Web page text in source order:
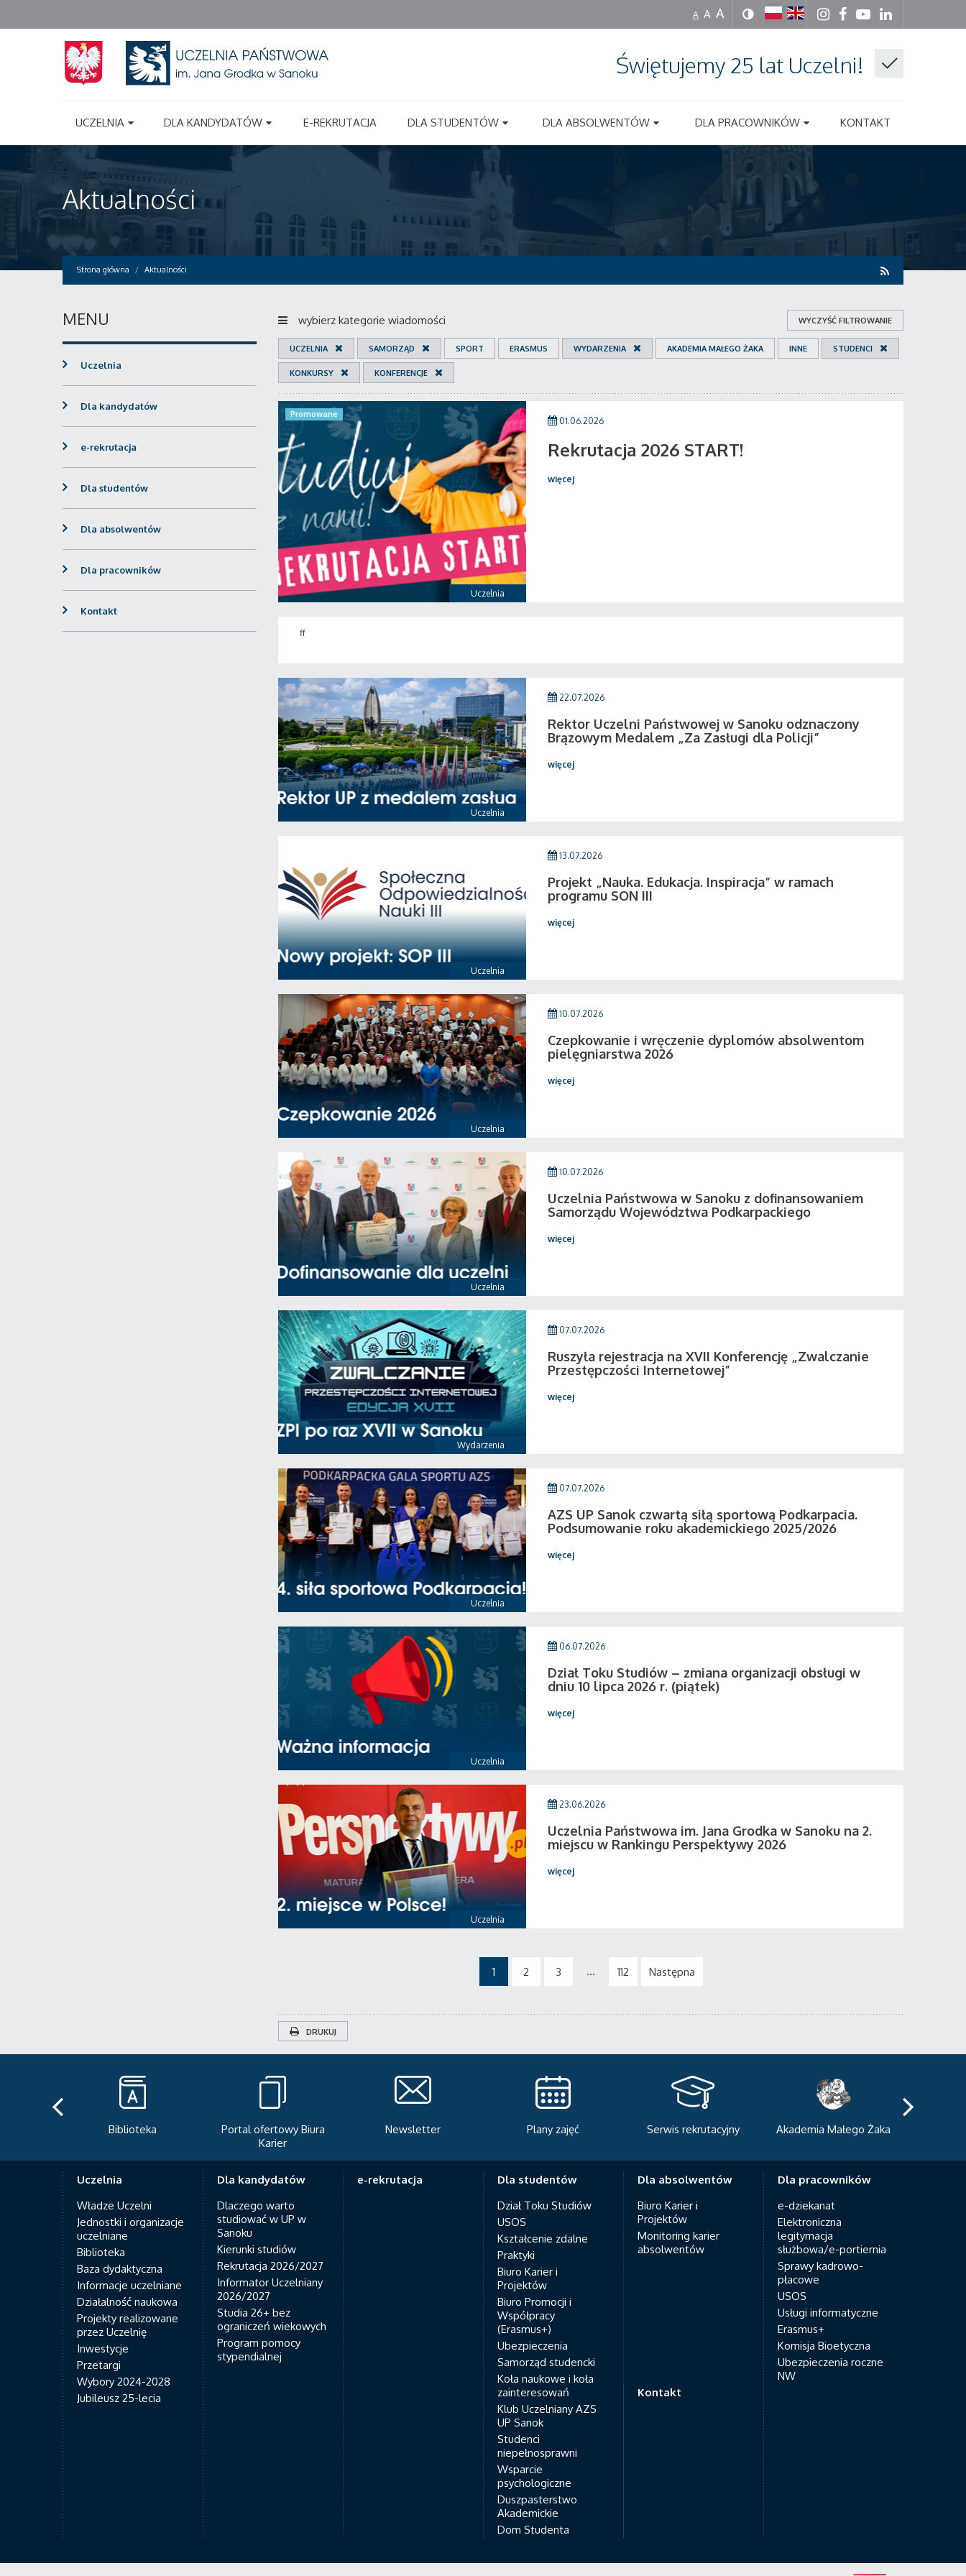
A A A
Świętujemy 25 lat Uczelni!
UCZELNIA DLA KANDYDATÓW E-REKRUTACJA DLA STUDENTÓW DLA ABSOLWENTÓW DLA PRACOWNIKÓW KONTAKT
Aktualności
Strona główna Aktualności
wybierz kategorie wiadomości WYCZYŚĆ FILTROWANIE
UCZELNIA SAMORZĄD SPORT ERASMUS WYDARZENIA AKADEMIA MAŁEGO ŻAKA INNE STUDENCI
KONKURSY KONFERENCJE
Uczelnia
Promowane
01.06.2026
Rekrutacja 2026 START!
więcej
ff
Uczelnia
22.07.2026
Rektor Uczelni Państwowej w Sanoku odznaczony
Brązowym Medalem „Za Zasługi dla Policji”
więcej
Uczelnia
13.07.2026
Projekt „Nauka. Edukacja. Inspiracja” w ramach
programu SON III
więcej
Uczelnia
10.07.2026
Czepkowanie i wręczenie dyplomów absolwentom
pielęgniarstwa 2026
więcej
Uczelnia
10.07.2026
Uczelnia Państwowa w Sanoku z dofinansowaniem
Samorządu Województwa Podkarpackiego
więcej
Wydarzenia
07.07.2026
Ruszyła rejestracja na XVII Konferencję „Zwalczanie
Przestępczości Internetowej”
więcej
Uczelnia
07.07.2026
AZS UP Sanok czwartą siłą sportową Podkarpacia.
Podsumowanie roku akademickiego 2025/2026
więcej
Uczelnia
06.07.2026
Dział Toku Studiów – zmiana organizacji obsługi w
dniu 10 lipca 2026 r. (piątek)
więcej
Uczelnia
23.06.2026
Uczelnia Państwowa im. Jana Grodka w Sanoku na 2.
miejscu w Rankingu Perspektywy 2026
więcej
1 2 3 ... 112 Następna
DRUKUJ
MENU
Uczelnia
Dla kandydatów
e-rekrutacja
Dla studentów
Dla absolwentów
Dla pracowników
Kontakt
Portal ofertowy Biura
Newsletter Plany zajęć Serwis rekrutacyjny Akademia Małego Żaka
Centrum Sportowo-
Uczelnia
Władze Uczelni
Jednostki i organizacje
uczelniane
Biblioteka
Baza dydaktyczna
Informacje uczelniane
Działalność naukowa
Projekty realizowane
przez Uczelnię
Inwestycje
Przetargi
Wybory 2024-2028
Jubileusz 25-lecia
Dla kandydatów
Dlaczego warto
studiować w UP w
Sanoku
Kierunki studiów
Rekrutacja 2026/2027
Informator Uczelniany
2026/2027
Studia 26+ bez
ograniczeń wiekowych
Program pomocy
stypendialnej
e-rekrutacja
Dla studentów
Dział Toku Studiów
USOS
Kształcenie zdalne
Praktyki
Biuro Karier i
Projektów
Biuro Promocji i
Współpracy
(Erasmus+)
Ubezpieczenia
Samorząd studencki
Koła naukowe i koła
zainteresowań
Klub Uczelniany AZS
UP Sanok
Studenci
niepełnosprawni
Wsparcie
psychologiczne
Duszpasterstwo
Akademickie
Dom Studenta
Dla absolwentów
Biuro Karier i
Projektów
Monitoring karier
absolwentów
Dla pracowników
e-dziekanat
Elektroniczna
legitymacja
służbowa/e-portiernia
Sprawy kadrowo-
płacowe
USOS
Usługi informatyczne
Erasmus+
Komisja Bioetyczna
Ubezpieczenia roczne
NW
Kontakt